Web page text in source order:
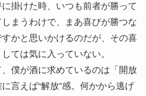
掛けた時、いつも前者が勝って
まうわけで、まあ喜びが勝つな
かと思いかけるのだが、その喜
ては気に入っていない。
僕が酒に求めているのは「開放
言えば“解放”感。何かから逃げ